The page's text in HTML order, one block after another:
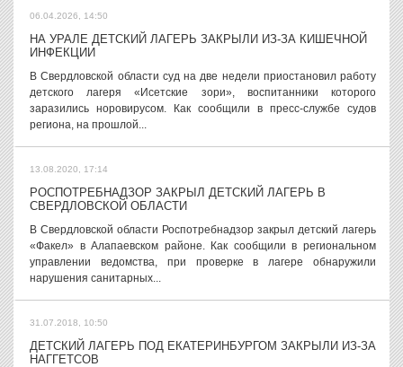
06.04.2026, 14:50
НА УРАЛЕ ДЕТСКИЙ ЛАГЕРЬ ЗАКРЫЛИ ИЗ-ЗА КИШЕЧНОЙ
ИНФЕКЦИИ
В Свердловской области суд на две недели приостановил работу
детского лагеря «Исетские зори», воспитанники которого
заразились норовирусом. Как сообщили в пресс-службе судов
региона, на прошлой...
13.08.2020, 17:14
РОСПОТРЕБНАДЗОР ЗАКРЫЛ ДЕТСКИЙ ЛАГЕРЬ В
СВЕРДЛОВСКОЙ ОБЛАСТИ
В Свердловской области Роспотребнадзор закрыл детский лагерь
«Факел» в Алапаевском районе. Как сообщили в региональном
управлении ведомства, при проверке в лагере обнаружили
нарушения санитарных...
31.07.2018, 10:50
ДЕТСКИЙ ЛАГЕРЬ ПОД ЕКАТЕРИНБУРГОМ ЗАКРЫЛИ ИЗ-ЗА
НАГГЕТСОВ